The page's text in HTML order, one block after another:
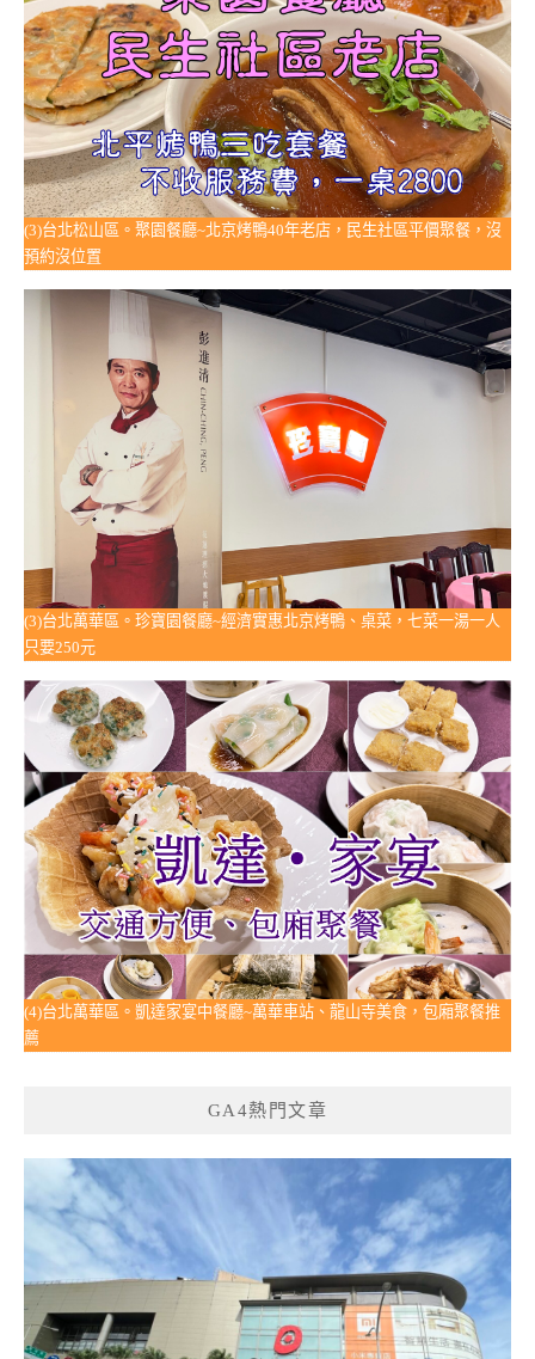
(3)台北松山區。聚園餐廳~北京烤鴨40年老店，民生社區平價聚餐，沒
預約沒位置
(3)台北萬華區。珍寶園餐廳~經濟實惠北京烤鴨、桌菜，七菜一湯一人
只要250元
(4)台北萬華區。凱達家宴中餐廳~萬華車站、龍山寺美食，包廂聚餐推
薦
GA4熱門文章